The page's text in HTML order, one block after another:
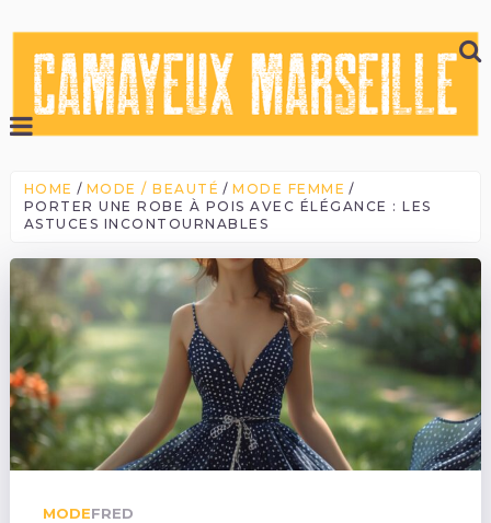
HOME MODE / BEAUTÉ
MODE FEMME
PORTER UNE ROBE À POIS AVEC ÉLÉGANCE : LES
ASTUCES INCONTOURNABLES
MODEFRED